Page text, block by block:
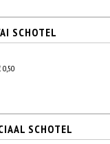
SCHOTEL
0,50
SCHOTEL